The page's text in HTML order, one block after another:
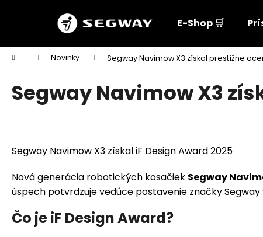
E-Shop 🛒
Domov Novinky Segway Navimow X3 získal prestížne
Segway Navimow X3
Segway Navimow X3 získal iF Design Award 2025
Nová generácia robotických kosačiek Segway
úspech potvrdzuje vedúce postavenie značky
Čo je iF Design Award?
í
Späť
do
obchodu
Späť
do
obchodu